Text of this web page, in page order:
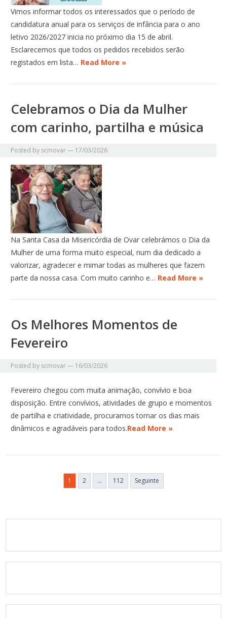
Vimos informar todos os interessados que o período de
candidatura anual para os serviços de infância para o ano
letivo 2026/2027 inicia no próximo dia 15 de abril.
Esclarecemos que todos os pedidos recebidos serão
registados em lista… Read More »
Celebramos o Dia da Mulher
com carinho, partilha e música
Posted by scmovar— 17/03/2026
Na Santa Casa da Misericórdia de Ovar celebrámos o Dia da
Mulher de uma forma muito especial, num dia dedicado a
valorizar, agradecer e mimar todas as mulheres que fazem
parte da nossa casa. Com muito carinho e… Read More »
Os Melhores Momentos de
Fevereiro
Posted by scmovar— 16/03/2026
Fevereiro chegou com muita animação, convívio e boa
disposição. Entre convívios, atividades de grupo e momentos
de partilha e criatividade, procuramos tornar os dias mais
dinâmicos e agradáveis para todos.Read More »
1 2 … 112 Seguinte